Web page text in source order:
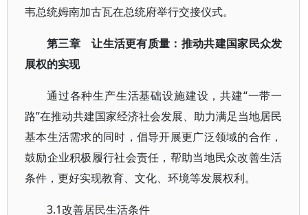
韦总统姆南加古瓦在总统府举行交接仪式。
第三章 让生活更有质量：推动共建国家民众发
展权的实现
通过各种生产生活基础设施建设，共建“一带一
路”在推动共建国家经济社会发展、助力满足当地居民
基本生活需求的同时，倡导开展更广泛领域的合作，
鼓励企业积极履行社会责任，帮助当地民众改善生活
条件，更好实现教育、文化、环境等发展权利。
3.1改善居民生活条件